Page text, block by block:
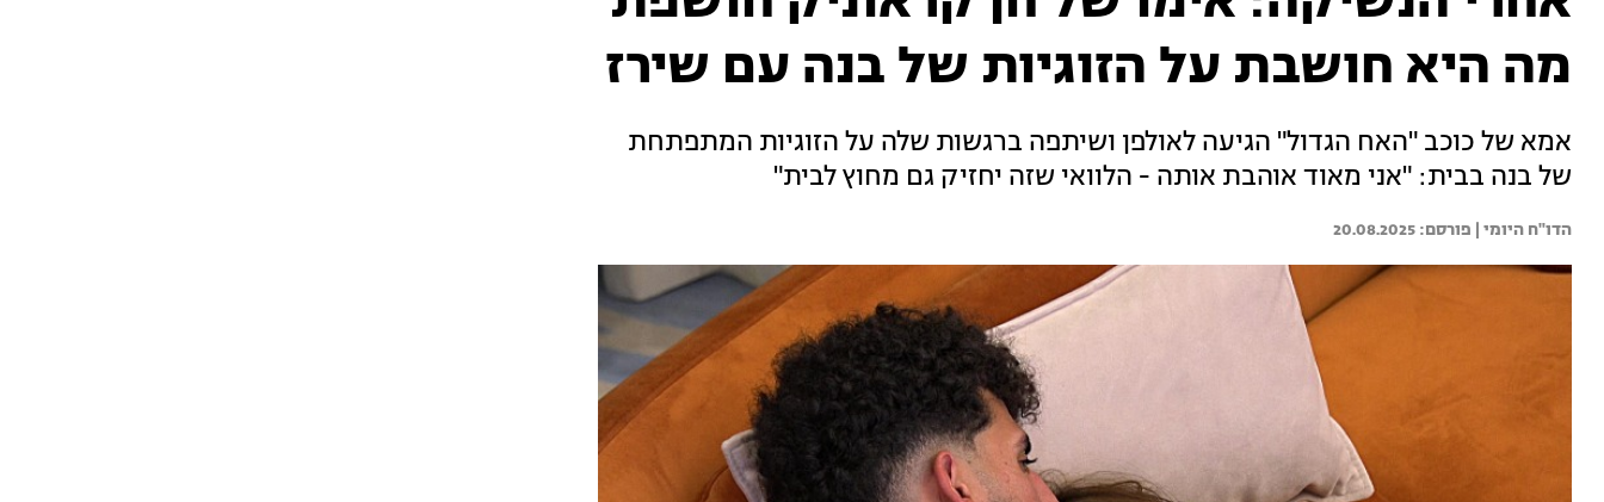
מה היא חושבת על הזוגיות של בנה עם שירז
אמא של כוכב "האח הגדול" הגיעה לאולפן ושיתפה ברגשות שלה על הזוגיות המתפתחת
של בנה בבית: "אני מאוד אוהבת אותה - הלוואי שזה יחזיק גם מחוץ לבית"
הדו"ח היומי | 20.08.2025